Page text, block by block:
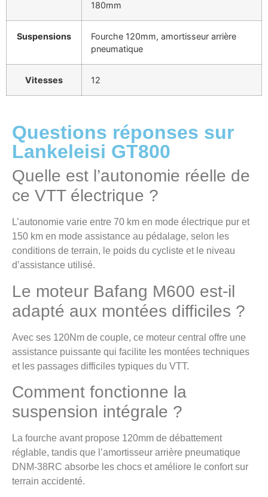
180mm
Suspensions
Fourche 120mm, amortisseur arrière
pneumatique
Vitesses 12
Questions réponses sur
Lankeleisi GT800
Quelle est l’autonomie réelle de
ce VTT électrique ?
L’autonomie varie entre 70 km en mode électrique pur et
150 km en mode assistance au pédalage, selon les
conditions de terrain, le poids du cycliste et le niveau
d’assistance utilisé.
Le moteur Bafang M600 est-il
adapté aux montées difficiles ?
Avec ses 120Nm de couple, ce moteur central offre une
assistance puissante qui facilite les montées techniques
et les passages difficiles typiques du VTT.
Comment fonctionne la
suspension intégrale ?
La fourche avant propose 120mm de débattement
réglable, tandis que l’amortisseur arrière pneumatique
DNM-38RC absorbe les chocs et améliore le confort sur
terrain accidenté.